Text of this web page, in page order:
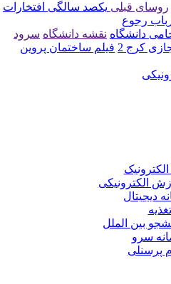
روسای قبلی یکصد سالگی افتخارات
رجوع
دانشگاه نقشه دانشگاه سرود
کرج 2
فیلم ساختمان پروین
الکترونیکی
دیجیتال
تغذیه
بین الملل
سرو
پرسنلی